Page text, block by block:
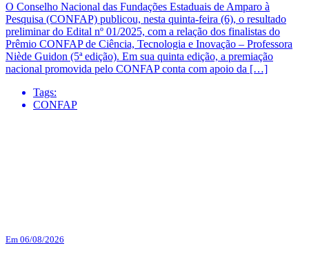
O Conselho Nacional das Fundações Estaduais de Amparo à
Pesquisa (CONFAP) publicou, nesta quinta-feira (6), o resultado
preliminar do Edital nº 01/2025, com a relação dos finalistas do
Prêmio CONFAP de Ciência, Tecnologia e Inovação – Professora
Niède Guidon (5ª edição). Em sua quinta edição, a premiação
nacional promovida pelo CONFAP conta com apoio da […]
Tags:
CONFAP
Em 06/08/2026